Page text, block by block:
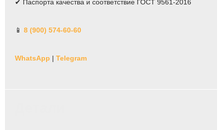
✔ Паспорта качества и соответствие ГОСТ 9561-2016
📱 8 (900) 574-60-60
WhatsApp | Telegram